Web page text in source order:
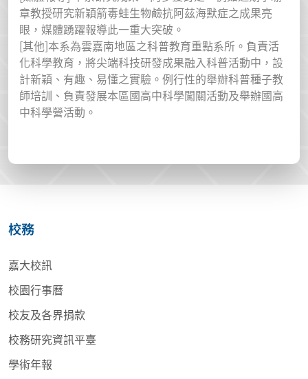
章教授研究新穎箭毒蛙生物鹼抗阿茲海默症之成果亮
眼，媒體踴躍報導此一重大突破。
[其他]本系為雲嘉南地區之科普教育重點系所。負責活
化科學教育，將尖端科技研發成果融入科普活動中，設
計新穎、有趣、易懂之實驗。例行性的舉辦科普種子教
師培訓、負責發展本區國高中科學闖關活動及舉辦國高
中科學營活動。
校務
嘉大校訊
校園行事曆
校友及各界捐款
校務研究資訊平臺
學術年報